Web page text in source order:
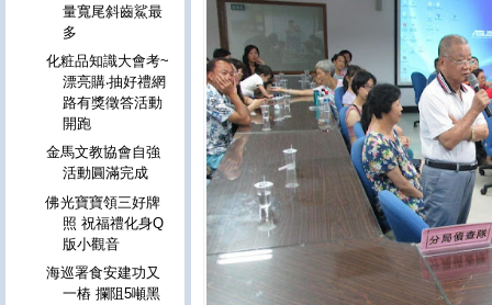
量寬尾斜齒鯊最
多
化粧品知識大會考~
漂亮購‧抽好禮網
路有獎徵答活動
開跑
金馬文教協會自強
活動圓滿完成
佛光寶寶領三好牌
照 祝福禮化身Q
版小觀音
海巡署食安建功又
一樁 攔阻5噸黑